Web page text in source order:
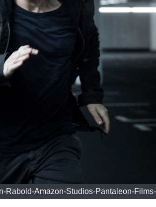
Rabold-Amazon-Studios-Pantaleon-